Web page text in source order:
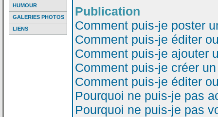
HUMOUR
GALERIES PHOTOS
LIENS
Publication
Comment puis-je poster
Comment puis-je éditer
Comment puis-je ajouter
Comment puis-je créer
Comment puis-je éditer
Pourquoi ne puis-je pas
Pourquoi ne puis-je pas